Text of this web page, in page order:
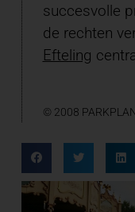
succesvolle
de rechten
Efteling
© 2008